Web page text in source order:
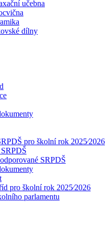
učebna
dílny
pro školní rok 2025⁄2026
SRPDŠ
pro školní rok 2025⁄2026
parlamentu